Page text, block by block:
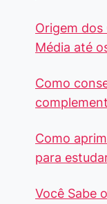
Origem
Média até
Como
Como
para
Você Sabe